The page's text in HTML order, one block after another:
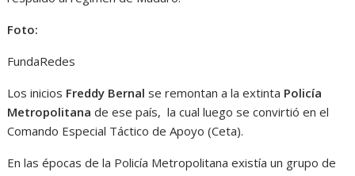
Foto:
FundaRedes
Los inicios Freddy Bernal se remontan a la extinta Policía
Metropolitana de ese país, la cual luego se convirtió en el
Comando Especial Táctico de Apoyo (Ceta).
En las épocas de la Policía Metropolitana existía un grupo de